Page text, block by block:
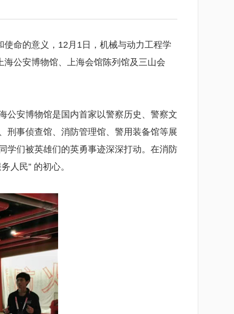
命的意义，12月1日，机械与动力工程学
海公安博物馆、上海会馆陈列馆及三山会
公安博物馆是国内首家以警察历史、警察文
刑事侦查馆、消防管理馆、警用装备馆等展
学们被英雄们的英勇事迹深深打动。在消防
人民” 的初心。